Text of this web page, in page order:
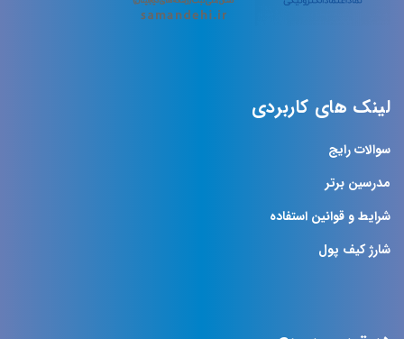
لینک های کاربردی
سوالات رایج
مدرسین برتر
شرایط و قوانین استفاده
شارژ کیف پول